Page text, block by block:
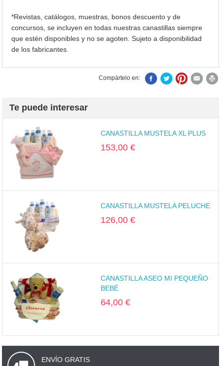
*Revistas, catálogos, muestras, bonos descuento y de
concursos, se incluyen en todas nuestras canastillas siempre
que estén disponibles y no se agoten. Sujeto a disponibilidad
de los fabricantes.
Compártelo en:
Te puede interesar
CANASTILLA MUSTELA XL PLUS
153,00 €
CANASTILLA MUSTELA PELUCHE
126,00 €
CANASTILLA ASEO MI PEQUEÑO
BEBÉ
64,00 €
ENVÍO GRATIS